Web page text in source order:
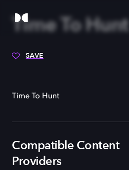
Time To Hunt
SAVE
Time To Hunt
Compatible Content
Providers